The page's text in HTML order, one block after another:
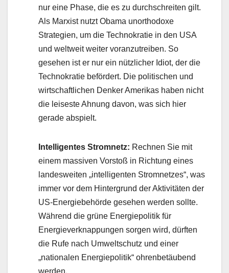
nur eine Phase, die es zu durchschreiten gilt.
Als Marxist nutzt Obama unorthodoxe
Strategien, um die Technokratie in den USA
und weltweit weiter voranzutreiben. So
gesehen ist er nur ein nützlicher Idiot, der die
Technokratie befördert. Die politischen und
wirtschaftlichen Denker Amerikas haben nicht
die leiseste Ahnung davon, was sich hier
gerade abspielt.
Intelligentes Stromnetz: Rechnen Sie mit
einem massiven Vorstoß in Richtung eines
landesweiten „intelligenten Stromnetzes“, was
immer vor dem Hintergrund der Aktivitäten der
US-Energiebehörde gesehen werden sollte.
Während die grüne Energiepolitik für
Energieverknappungen sorgen wird, dürften
die Rufe nach Umweltschutz und einer
„nationalen Energiepolitik“ ohrenbetäubend